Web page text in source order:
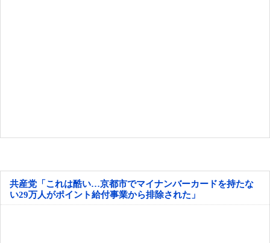
共産党「これは酷い…京都市でマイナンバーカードを持たな
い29万人がポイント給付事業から排除された」